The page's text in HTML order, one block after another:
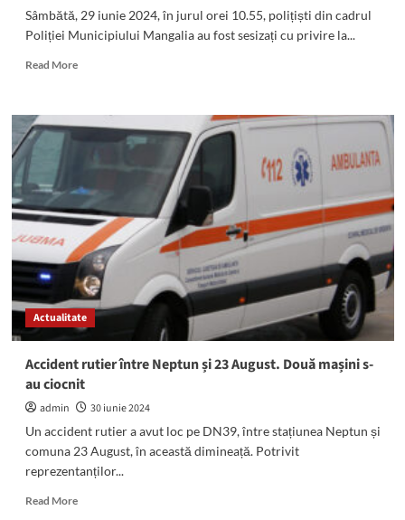
Sâmbătă, 29 iunie 2024, în jurul orei 10.55, polițiști din cadrul
Poliției Municipiului Mangalia au fost sesizați cu privire la...
Read MoreRead
Un
șofer
ani
a
intrat
cu
mașina
într-
un
autoturism
strada
General
Vârtejanu
Actualitate
Accident rutier între Neptun și 23 August. Două mașini s-
au ciocnit
admin
30 iunie 2024
Un accident rutier a avut loc pe DN39, între stațiunea Neptun și
comuna 23 August, în această dimineață. Potrivit
reprezentanților...
Read MoreRead